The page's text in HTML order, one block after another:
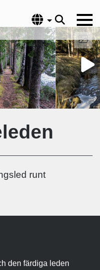
Språk
runt
den färdiga leden